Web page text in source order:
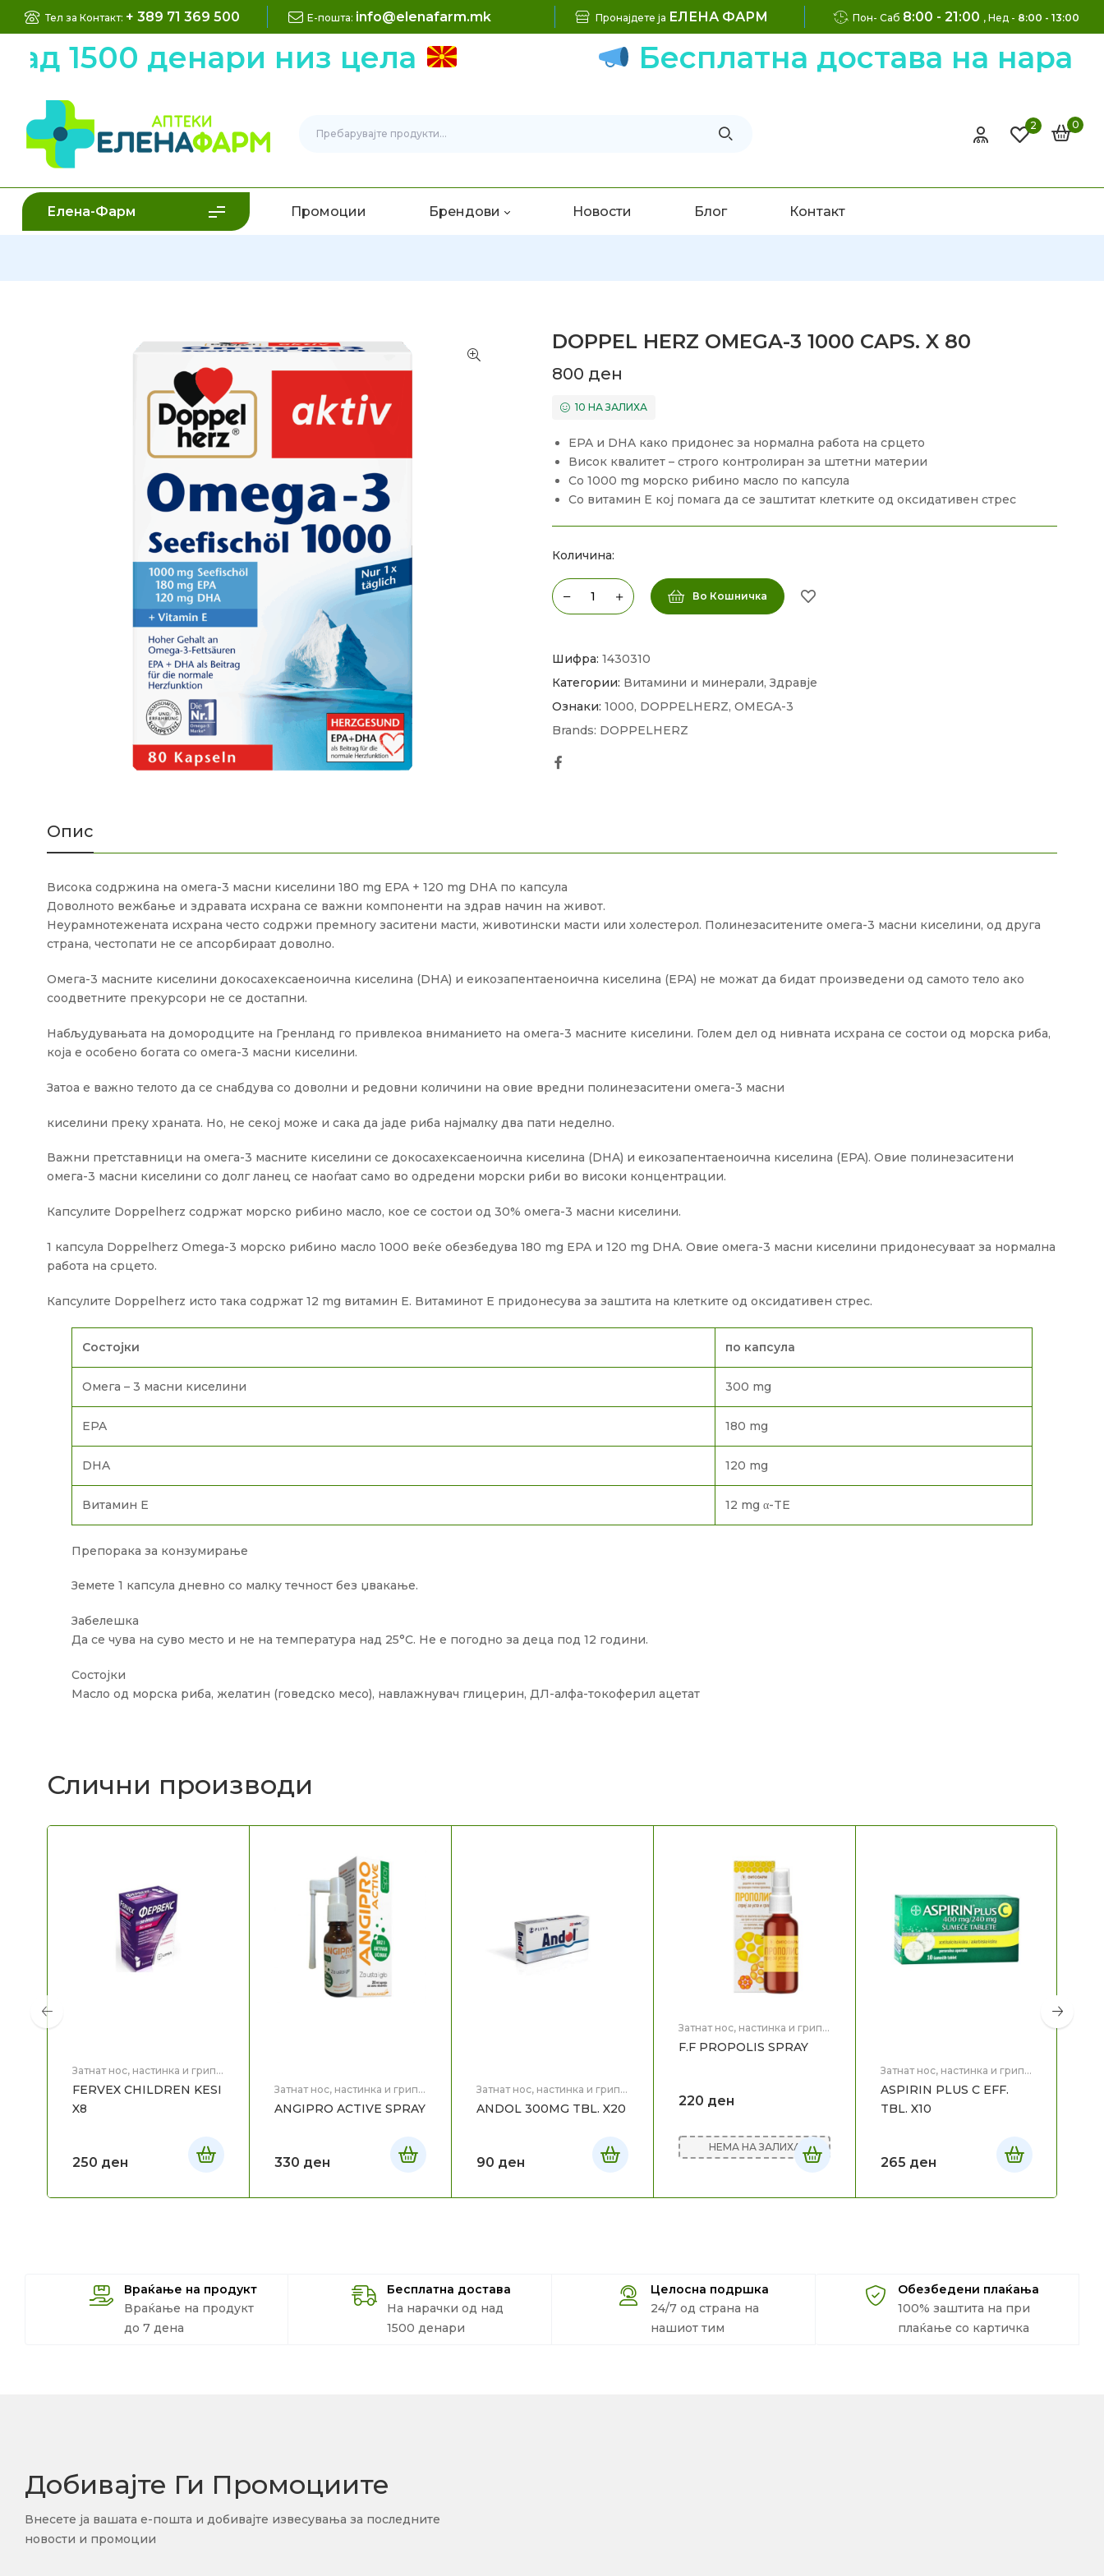
Тел за Контакт: + 389 71 369 500 Е-пошта: info@elenafarm.mk Пронајдете ја ЕЛЕНА ФАРМ Пон- Саб 8:00 - 21:00 , Нед - 8:00 - 13:00
денари низ цела Бесплатна достава на нарачки
2 0
Елена-Фарм Промоции Брендови Новости Блог Контакт
DOPPEL HERZ OMEGA-3 1000 CAPS. X 80
800 ден
10 НА ЗАЛИХА
EPA и DHA како придонес за нормална работа на срцето
Висок квалитет – строго контролиран за штетни материи
Со 1000 mg морско рибино масло по капсула
Со витамин Е кој помага да се заштитат клетките од оксидативен стрес
Количина:
Во Кошничка
Шифра: 1430310
Категории: Витамини и минерали, Здравје
Ознаки: 1000, DOPPELHERZ, OMEGA-3
Brands: DOPPELHERZ
Опис
Висока содржина на омега-3 масни киселини 180 mg EPA + 120 mg DHA по капсула
Доволното вежбање и здравата исхрана се важни компоненти на здрав начин на живот.
Неурамнотежената исхрана често содржи премногу заситени масти, животински масти или холестерол. Полинезаситените омега-3 масни киселини, од друга
страна, честопати не се апсорбираат доволно.
Омега-3 масните киселини докосахексаеноична киселина (DHA) и еикозапентаеноична киселина (EPA) не можат да бидат произведени од самото тело ако
соодветните прекурсори не се достапни.
Набљудувањата на домородците на Гренланд го привлекоа вниманието на омега-3 масните киселини. Голем дел од нивната исхрана се состои од морска риба,
која е особено богата со омега-3 масни киселини.
Затоа е важно телото да се снабдува со доволни и редовни количини на овие вредни полинезаситени омега-3 масни
киселини преку храната. Но, не секој може и сака да јаде риба најмалку два пати неделно.
Важни претставници на омега-3 масните киселини се докосахексаеноична киселина (DHA) и еикозапентаеноична киселина (EPA). Овие полинезаситени
омега-3 масни киселини со долг ланец се наоѓаат само во одредени морски риби во високи концентрации.
Капсулите Doppelherz содржат морско рибино масло, кое се состои од 30% омега-3 масни киселини.
1 капсула Doppelherz Omega-3 морско рибино масло 1000 веќе обезбедува 180 mg EPA и 120 mg DHA. Овие омега-3 масни киселини придонесуваат за нормална
работа на срцето.
Капсулите Doppelherz исто така содржат 12 mg витамин Е. Витаминот Е придонесува за заштита на клетките од оксидативен стрес.
Состојки по капсула
Омега – 3 масни киселини 300 mg
EPA 180 mg
DHA 120 mg
Витамин Е 12 mg α-TE
Препорака за конзумирање
Земете 1 капсула дневно со малку течност без џвакање.
Забелешка
Да се ​​чува на суво место и не на температура над 25°C. Не е погодно за деца под 12 години.
Состојки
Масло од морска риба, желатин (говедско месо), навлажнувач глицерин, ДЛ-алфа-токоферил ацетат
Слични производи
Затнат нос, настинка и грип,
FERVEX CHILDREN KESI
X8
250 ден
Затнат нос, настинка и грип,
ANGIPRO ACTIVE SPRAY
330 ден
Затнат нос, настинка и грип,
ANDOL 300MG TBL. X20
90 ден
Затнат нос, настинка и грип,
F.F PROPOLIS SPRAY
220 ден
НЕМА НА ЗАЛИХА
Затнат нос, настинка и грип,
ASPIRIN PLUS C EFF.
TBL. X10
265 ден
Враќање на продукт
Враќање на продукт
до 7 дена
Бесплатна достава
На нарачки од над
1500 денари
Целосна подршка
24/7 од страна на
нашиот тим
Обезбедени плаќања
100% заштита на при
плаќање со картичка
Добивајте Ги Промоциите
Внесете ја вашата е-пошта и добивајте извесувања за последните
новости и промоции